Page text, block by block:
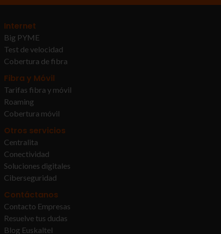
Internet
Big PYME
Test de velocidad
Cobertura de fibra
Fibra y Móvil
Tarifas fibra y móvil
Roaming
Cobertura móvil
Otros servicios
Centralita
Conectividad
Soluciones digitales
Ciberseguridad
Contáctanos
Contacto Empresas
Resuelve tus dudas
Blog Euskaltel